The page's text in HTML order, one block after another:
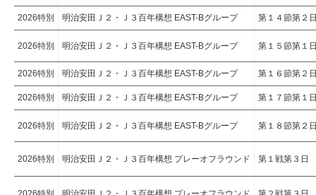
2026特別 明治安田Ｊ２・Ｊ３百年構想 EAST-Bグループ 第１４節第２
2026特別 明治安田Ｊ２・Ｊ３百年構想 EAST-Bグループ 第１５節第１
2026特別 明治安田Ｊ２・Ｊ３百年構想 EAST-Bグループ 第１６節第２
2026特別 明治安田Ｊ２・Ｊ３百年構想 EAST-Bグループ 第１７節第１
2026特別 明治安田Ｊ２・Ｊ３百年構想 EAST-Bグループ 第１８節第２
2026特別 明治安田Ｊ２・Ｊ３百年構想 プレーオフラウンド 第１戦第３日